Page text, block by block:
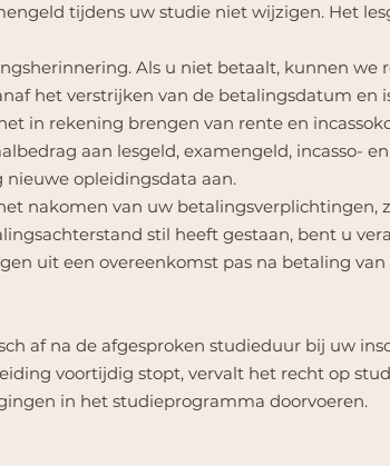
tijdens uw studie niet wijzigen. Het
Als u niet betaalt, kunnen we
het verstrijken van de betalingsdatum en
in rekening brengen van rente en
aan lesgeld, examengeld, incasso-
opleidingsdata aan.
nakomen van uw betalingsverplichtingen,
stil heeft gestaan, bent u
uit een overeenkomst pas na betaling
af na de afgesproken studieduur bij uw
voortijdig stopt, vervalt het recht op
in het studieprogramma doorvoeren.